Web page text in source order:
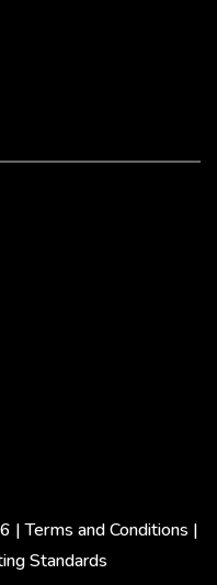
|Terms and Conditions |
Standards